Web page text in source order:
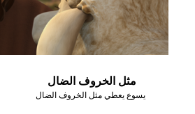
مثل الخروف الضال
يسوع يعطي مثل الخروف الضال